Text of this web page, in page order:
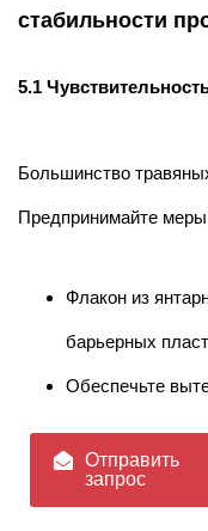
стабильности
5.1
Большинство
Предпринимайте
Флакон из
барьерных
Обеспечьте
помощью азота
Избегайте
Отправить
запрос